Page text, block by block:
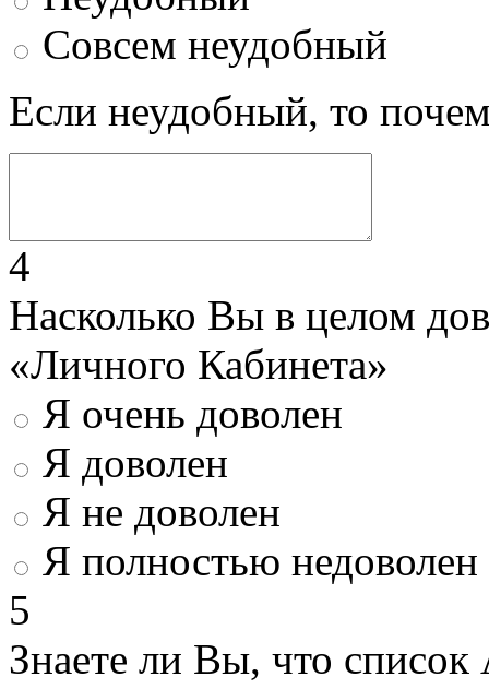
Совсем неудобный
Если неудобный, то
4
Насколько Вы в целом
«Личного Кабинета»
Я очень доволен
Я доволен
Я не доволен
Я полностью недоволен
5
Знаете ли Вы, что